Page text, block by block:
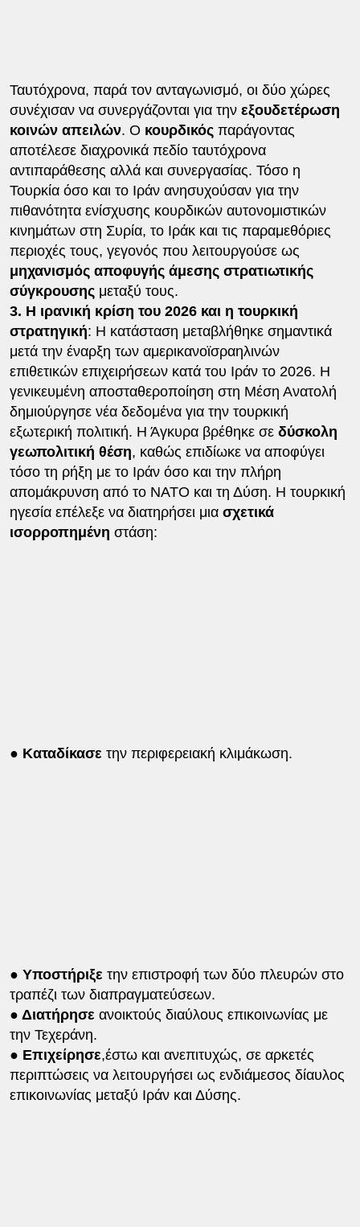
Ταυτόχρονα, παρά τον ανταγωνισμό, οι δύο χώρες
συνέχισαν να συνεργάζονται για τηνεξουδετέρωση
κοινών απειλών. Ο κουρδικόςπαράγοντας
αποτέλεσε διαχρονικά πεδίο ταυτόχρονα
αντιπαράθεσης αλλά και συνεργασίας. Τόσο η
Τουρκία όσο και το Ιράν ανησυχούσαν για την
πιθανότητα ενίσχυσης κουρδικών αυτονομιστικών
κινημάτων στη Συρία, το Ιράκ και τις παραμεθόριες
περιοχές τους, γεγονός που λειτουργούσε ως
μηχανισμός αποφυγής άμεσης στρατιωτικής
σύγκρουσης μεταξύ τους.
3. Η ιρανική κρίση του 2026 και η τουρκική
στρατηγική: Η κατάσταση μεταβλήθηκε σημαντικά
μετά την έναρξη των αμερικανοϊσραηλινών
επιθετικών επιχειρήσεων κατά του Ιράν το 2026. Η
γενικευμένη αποσταθεροποίηση στη Μέση Ανατολή
δημιούργησε νέα δεδομένα για την τουρκική
εξωτερική πολιτική. Η Άγκυρα βρέθηκε σε δύσκολη
γεωπολιτική θέση, καθώς επιδίωκε να αποφύγει
τόσο τη ρήξη με το Ιράν όσο και την πλήρη
απομάκρυνση από το ΝΑΤΟ και τη Δύση. Η τουρκική
ηγεσία επέλεξε να διατηρήσει μια σχετικά
ισορροπημένη στάση:
● Καταδίκασε την περιφερειακή κλιμάκωση.
● Υποστήριξε την επιστροφή των δύο πλευρών στο
τραπέζι των διαπραγματεύσεων.
● Διατήρησε ανοικτούς διαύλους επικοινωνίας με
την Τεχεράνη.
● Επιχείρησε,έστω και ανεπιτυχώς, σε αρκετές
περιπτώσεις να λειτουργήσει ως ενδιάμεσος δίαυλος
επικοινωνίας μεταξύ Ιράν και Δύσης.